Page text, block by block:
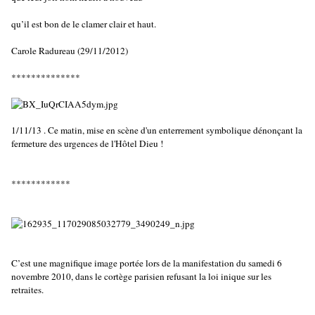
qu’il est bon de le clamer clair et haut.
Carole Radureau (29/11/2012)
**************
1/11/13 . Ce matin, mise en scène d'un enterrement symbolique dénonçant la
fermeture des urgences de l'Hôtel Dieu !
************
C’est une magnifique image portée lors de la manifestation du samedi 6
novembre 2010, dans le cortège parisien refusant la loi inique sur les
retraites.